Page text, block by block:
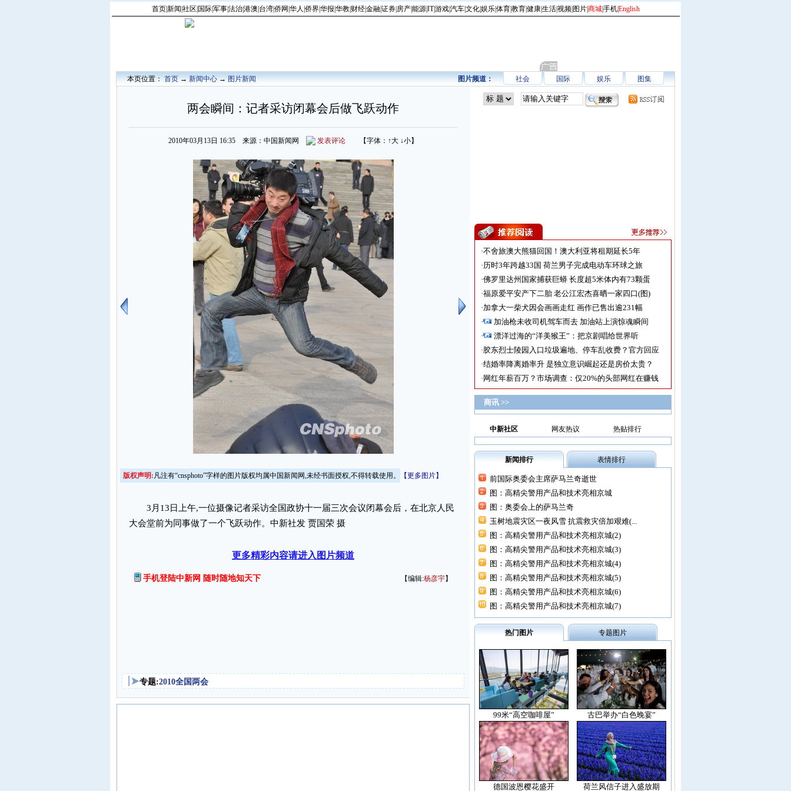
首页|新闻 社区 国际|军事|法治|港澳 台湾|侨网 华人 侨界|华报 华教| 财经|金融|证券| 房产|能源|IT|游戏|汽车|文化|娱乐|体育|教育|健康|生活|视频| 图片|商城|手机|English
本页位置：首页→新闻中心→图片新闻 图集
娱乐
国际
社会
图片频道：
两会瞬间：记者采访闭幕会后做飞跃动作
2010年03月13日 16:35 来源：中国新闻网 发表评论 【字体： ↑大 ↓小】
版权声明:凡注有“cnsphoto”字样的图片版权均属中国新闻网,未经书面授权,不得转载使用。 【更多图片】
3月13日上午,一位摄像记者采访全国政协十一届三次会议闭幕会后，在北京人民
大会堂前为同事做了一个飞跃动作。中新社发 贾国荣 摄
更多精彩内容请进入图片频道
手机登陆中新网 随时随地知天下 【编辑:杨彦宇】
专题:2010全国两会
·不舍旅澳大熊猫回国！澳大利亚将租期延长5年
·历时3年跨越33国 荷兰男子完成电动车环球之旅
·佛罗里达州国家捕获巨蟒 长度超5米体内有73颗蛋
·福原爱平安产下二胎 老公江宏杰喜晒一家四口(图)
·加拿大一柴犬因会画画走红 画作已售出逾231幅
·
加油枪未收司机驾车而去 加油站上演惊魂瞬间
·
漂洋过海的“洋美猴王”：把京剧唱给世界听
·胶东烈士陵园入口垃圾遍地、停车乱收费？官方回应
·结婚率降离婚率升 是独立意识崛起还是房价太贵？
· 网红年薪百万？市场调查：仅20%的头部网红在赚钱
商讯 >>
中新社区 网友热议 热贴排行
新闻排行 表情排行
前国际奥委会主席萨马兰奇逝世
图：高精尖警用产品和技术亮相京城
图：奥委会上的萨马兰奇
玉树地震灾区一夜风雪 抗震救灾倍加艰难(...
图：高精尖警用产品和技术亮相京城(2)
图：高精尖警用产品和技术亮相京城(3)
图：高精尖警用产品和技术亮相京城(4)
图：高精尖警用产品和技术亮相京城(5)
图：高精尖警用产品和技术亮相京城(6)
图：高精尖警用产品和技术亮相京城(7)
热门图片 专题图片
99米“高空咖啡屋” 古巴举办“白色晚宴”
德国波恩樱花盛开 荷兰风信子进入盛放期